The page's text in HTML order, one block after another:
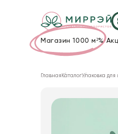
Магазин 1000 м²%
Корзины и плетеные
Главная КаталогУпаковка для